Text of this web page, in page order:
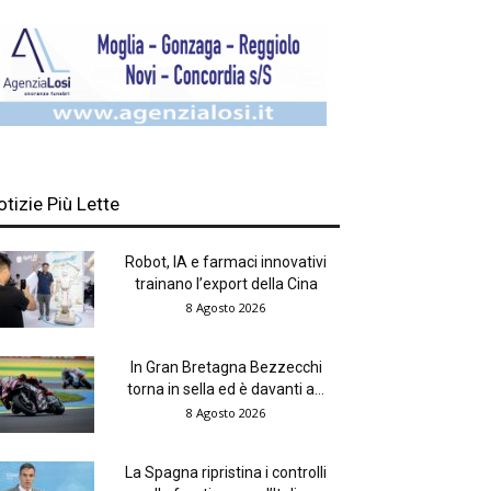
Più Lette
Robot, IA e farmaci innovativi
trainano l’export della Cina
8 Agosto 2026
In Gran Bretagna Bezzecchi
torna in sella ed è davanti a...
8 Agosto 2026
La Spagna ripristina i controlli